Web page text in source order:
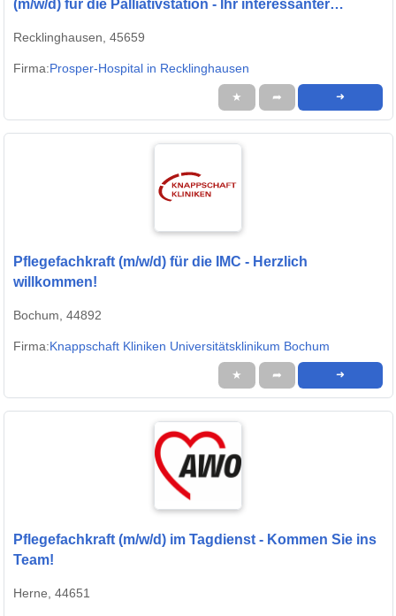
(m/w/d) für die Palliativstation - Ihr interessanter
Recklinghausen, 45659
Firma:Prosper-Hospital in Recklinghausen
★ ➦ ➜
Pflegefachkraft (m/w/d) für die IMC - Herzlich
willkommen!
Bochum, 44892
Firma:Knappschaft Kliniken Universitätsklinikum Bochum
★ ➦ ➜
Pflegefachkraft (m/w/d) im Tagdienst - Kommen Sie ins
Team!
Herne, 44651